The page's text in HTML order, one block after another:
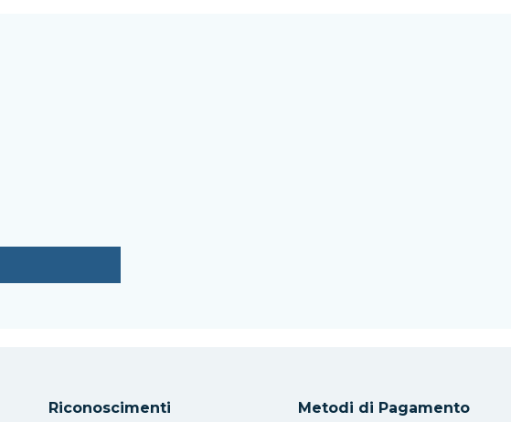
Riconoscimenti Metodi di Pagamento